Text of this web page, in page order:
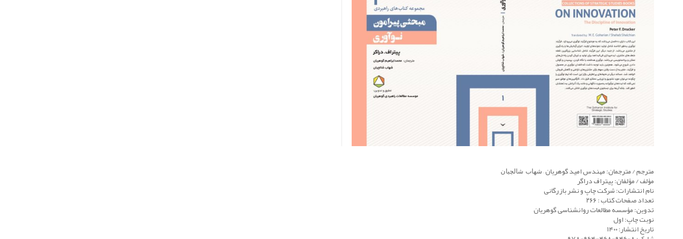
مترجم / مترجمان: مهندس امیدگوهریان– شهاب شالچیان
مؤلف / مؤلفان: پیتراف دراگر
نام انتشارات:شرکت چاپ و نشر بازرگانی
تعداد صفحات کتاب :۲۶۶
تدوین:مؤسسه مطالعات روانشناسی گوهریان
نوبت چاپ: اول
تاریخ انتشار:۱۴۰۰